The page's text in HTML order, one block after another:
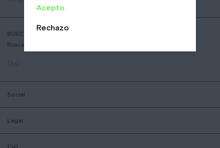
BUSCADOR DE COFFESSHOPS
Busca la botiga nomad mes aprop teu
Social
Legal
Acepto
Rechazo